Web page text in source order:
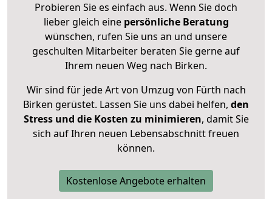
Probieren Sie es einfach aus. Wenn Sie doch
lieber gleich eine persönliche Beratung
wünschen, rufen Sie uns an und unsere
geschulten Mitarbeiter beraten Sie gerne auf
Ihrem neuen Weg nach Birken.
Wir sind für jede Art von Umzug von Fürth nach
Birken gerüstet. Lassen Sie uns dabei helfen, den
Stress und die Kosten zu minimieren, damit Sie
sich auf Ihren neuen Lebensabschnitt freuen
können.
Kostenlose Angebote erhalten